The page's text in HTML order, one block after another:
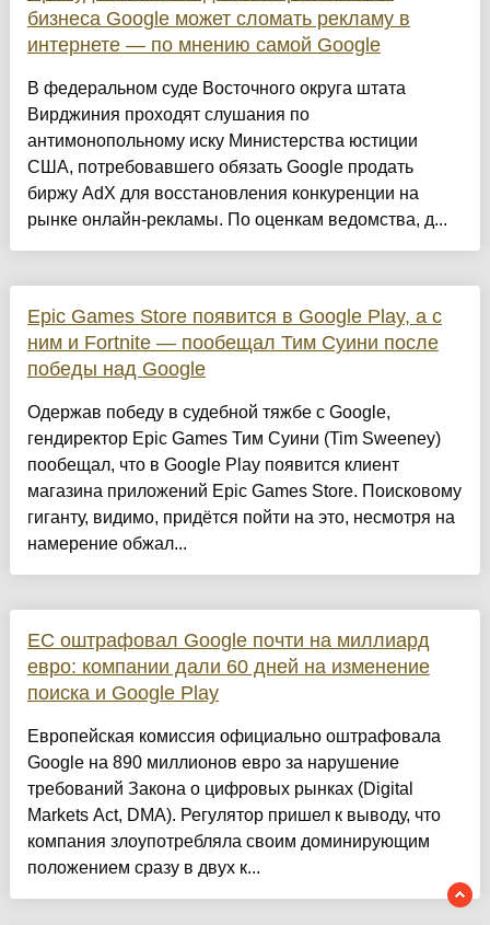
бизнеса Google может сломать рекламу в
интернете — по мнению самой Google
В федеральном суде Восточного округа штата
Вирджиния проходят слушания по
антимонопольному иску Министерства юстиции
США, потребовавшего обязать Google продать
биржу AdX для восстановления конкуренции на
рынке онлайн-рекламы. По оценкам ведомства, д...
Epic Games Store появится в Google Play, а с
ним и Fortnite — пообещал Тим Суини после
победы над Google
Одержав победу в судебной тяжбе с Google,
гендиректор Epic Games Тим Суини (Tim Sweeney)
пообещал, что в Google Play появится клиент
магазина приложений Epic Games Store. Поисковому
гиганту, видимо, придётся пойти на это, несмотря на
намерение обжал...
ЕС оштрафовал Google почти на миллиард
евро: компании дали 60 дней на изменение
поиска и Google Play
Европейская комиссия официально оштрафовала
Google на 890 миллионов евро за нарушение
требований Закона о цифровых рынках (Digital
Markets Act, DMA). Регулятор пришел к выводу, что
компания злоупотребляла своим доминирующим
положением сразу в двух к...